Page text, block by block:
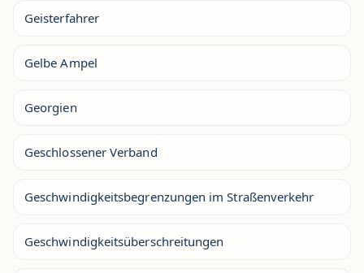
Geisterfahrer
Gelbe Ampel
Georgien
Geschlossener Verband
Geschwindigkeitsbegrenzungen im Straßenverkehr
Geschwindigkeitsüberschreitungen